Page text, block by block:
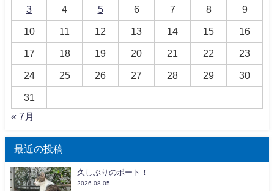
3 4 5 6 7 8 9
10 11 12 13 14 15 16
17 18 19 20 21 22 23
24 25 26 27 28 29 30
31
« 7月
最近の投稿
久しぶりのボート！
2026.08.05